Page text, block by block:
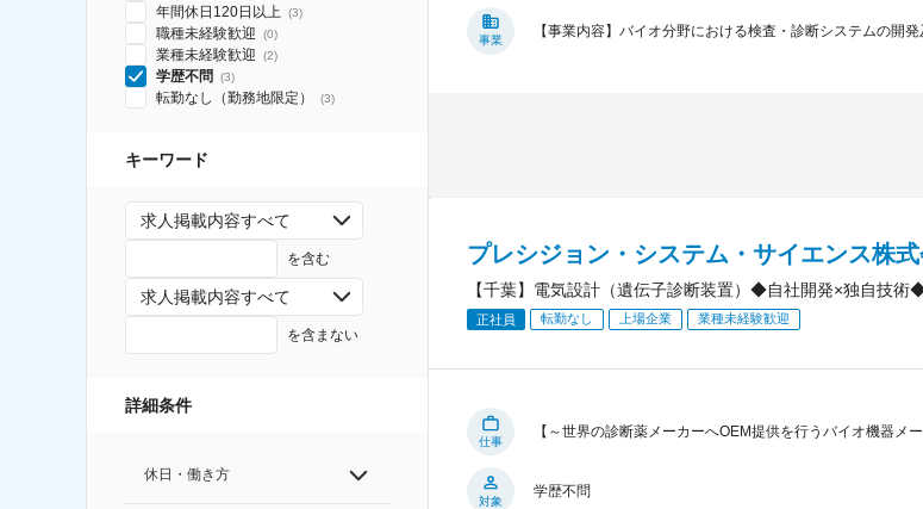
年間休日120日以上 (3)
職種未経験歓迎 (0)
業種未経験歓迎 (2)
学歴不問 (3)
転勤なし（勤務地限定） (3)
キーワード
求人掲載内容すべて
を含む
求人掲載内容すべて
を含まない
詳細条件
休日・働き方
事業
【事業内容】バイオ分野における検査・診断システムの開
プレシジョン・システム・サイエンス株
【千葉】電気設計（遺伝子診断装置）◆自社開発×独自技
正社員 転勤なし 上場企業 業種未経験歓迎
仕事
【～世界の診断薬メーカーへOEM提供を行うバイオ機器
対象
学歴不問